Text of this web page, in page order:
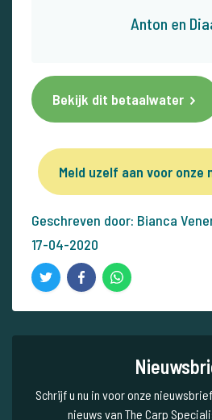
Anton en
Bekijk dit betaalwater
Meld uzelf aan voor onze
Geschreven door: Bianca
17-04-2020
Schrijf u nu in voor onze
nieuws van The Carp